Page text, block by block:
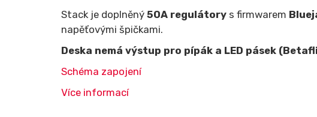
Stack je doplněný 50A regulátory s firmwarem
napěťovými špičkami.
Deska nemá výstup pro pípák a LED pásek
Schéma zapojení
Více informací